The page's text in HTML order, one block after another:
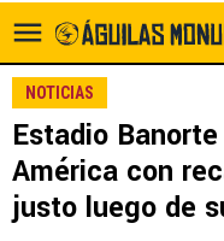
NOTICIAS
Estadio
América con
justo luego de